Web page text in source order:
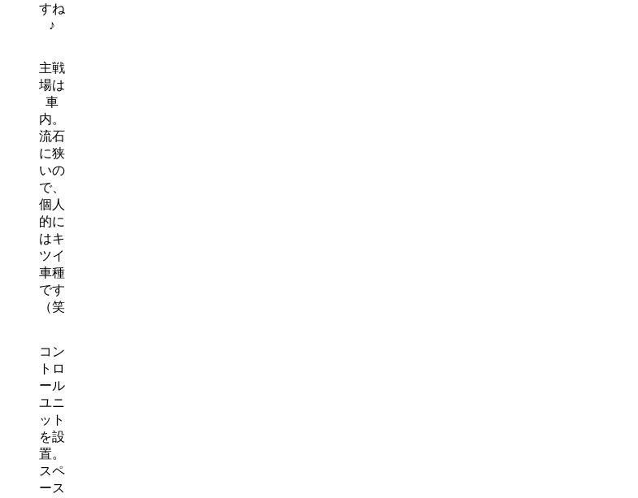
すね
♪
主戦
場は
車
内。
流石
に狭
いの
で、
個人
的に
はキ
ツイ
車種
です
（笑
コン
トロ
ール
ユニ
ット
を設
置。
スペ
ース